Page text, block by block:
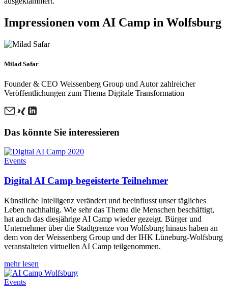
Impressionen vom AI Camp in Wolfsburg
Milad Safar
Founder & CEO Weissenberg Group und Autor zahlreicher
Veröffentlichungen zum Thema Digitale Transformation
Das könnte Sie interessieren
Events
Digital AI Camp begeisterte Teilnehmer
Künstliche Intelligenz verändert und beeinflusst unser tägliches
Leben nachhaltig. Wie sehr das Thema die Menschen beschäftigt,
hat auch das diesjährige AI Camp wieder gezeigt. Bürger und
Unternehmer über die Stadtgrenze von Wolfsburg hinaus haben an
dem von der Weissenberg Group und der IHK Lüneburg-Wolfsburg
veranstalteten virtuellen AI Camp teilgenommen.
mehr lesen
Events